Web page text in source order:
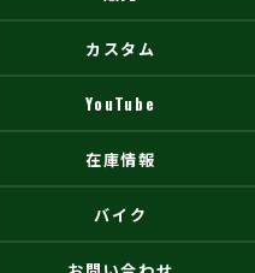
カスタム
YouTube
在庫情報
バイク